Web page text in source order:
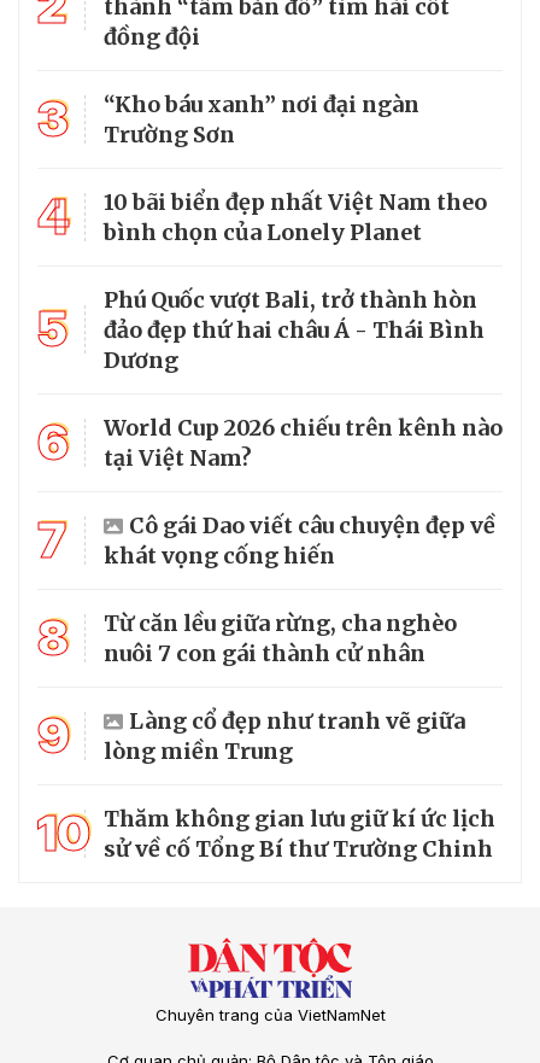
thành “tấm bản đồ” tìm hài cốt
đồng đội
3
“Kho báu xanh” nơi đại ngàn
Trường Sơn
4
10 bãi biển đẹp nhất Việt Nam theo
bình chọn của Lonely Planet
5
Phú Quốc vượt Bali, trở thành hòn
đảo đẹp thứ hai châu Á - Thái Bình
Dương
6
World Cup 2026 chiếu trên kênh nào
tại Việt Nam?
7
Cô gái Dao viết câu chuyện đẹp về
khát vọng cống hiến
8
Từ căn lều giữa rừng, cha nghèo
nuôi 7 con gái thành cử nhân
9
Làng cổ đẹp như tranh vẽ giữa
lòng miền Trung
10 Thăm không gian lưu giữ kí ức lịch
sử về cố Tổng Bí thư Trường Chinh
Chuyên trang của VietNamNet